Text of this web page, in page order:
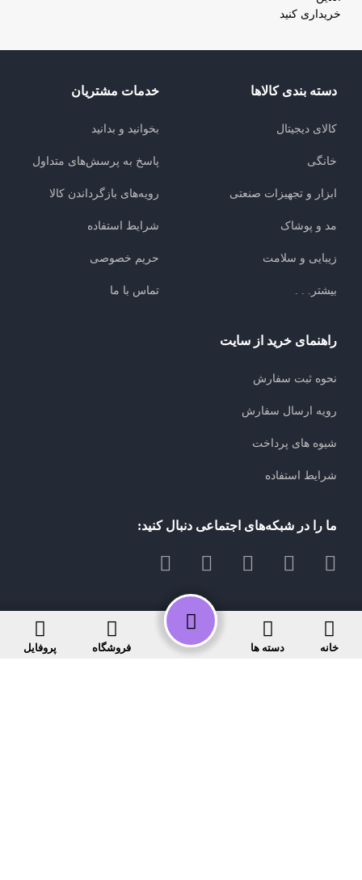
خانه دسته ها فروشگاه پروفایل
دسته بندی کالاها
کالای دیجیتال
خانگی
ابزار و تجهیزات صنعتی
مد و پوشاک
زیبایی و سلامت
بیشتر. . .
خدمات مشتریان
بخوانید و بدانید
پاسخ به پرسش‌های متداول
رویه‌های بازگرداندن کالا
شرایط استفاده
حریم خصوصی
تماس با ما
راهنمای خرید از سایت
نحوه ثبت سفارش
رویه ارسال سفارش
شیوه های پرداخت
شرایط استفاده
ما را در شبکه‌های اجتماعی دنبال کنید:
از جدیدترین تخفیف ها باخبر شوید